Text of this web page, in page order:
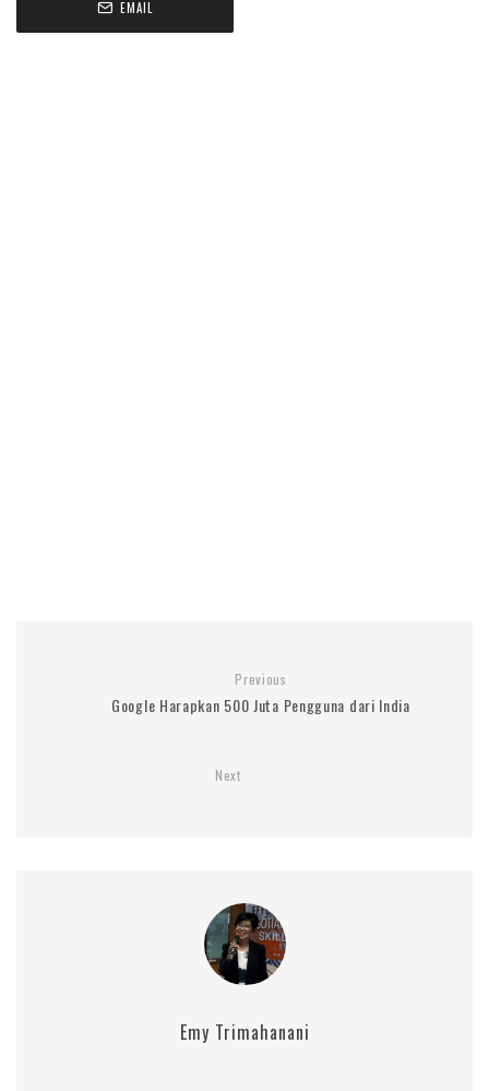
EMAIL
Previous
Google Harapkan 500 Juta Pengguna dari India
Next
Emy Trimahanani